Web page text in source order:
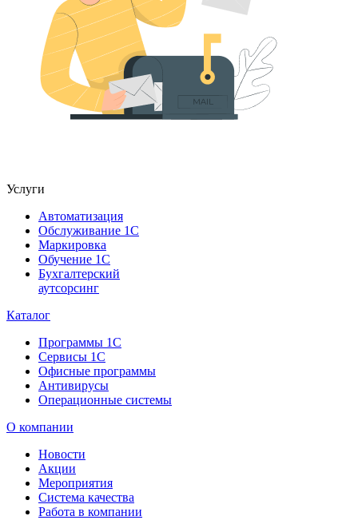
Услуги
Автоматизация
Обслуживание 1С
Маркировка
Обучение 1С
Бухгалтерский
аутсорсинг
Каталог
Программы 1С
Сервисы 1С
Офисные программы
Антивирусы
Операционные системы
О компании
Новости
Акции
Мероприятия
Система качества
Работа в компании